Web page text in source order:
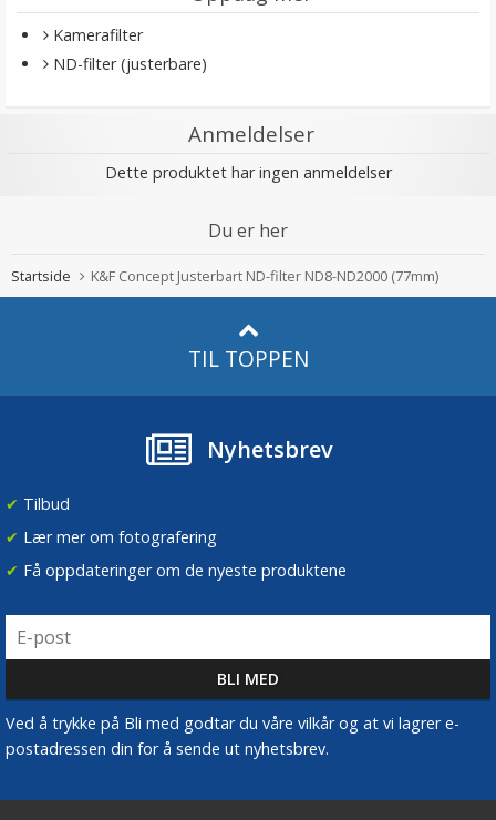
Kamerafilter
ND-filter (justerbare)
Anmeldelser
Dette produktet har ingen anmeldelser
Du er her
Startside K&F Concept Justerbart ND-filter ND8-ND2000 (77mm)
TIL TOPPEN
Nyhetsbrev
✔ Tilbud
✔ Lær mer om fotografering
✔ Få oppdateringer om de nyeste produktene
Ved å trykke på Bli med godtar du våre vilkår og at vi lagrer e-
postadressen din for å sende ut nyhetsbrev.